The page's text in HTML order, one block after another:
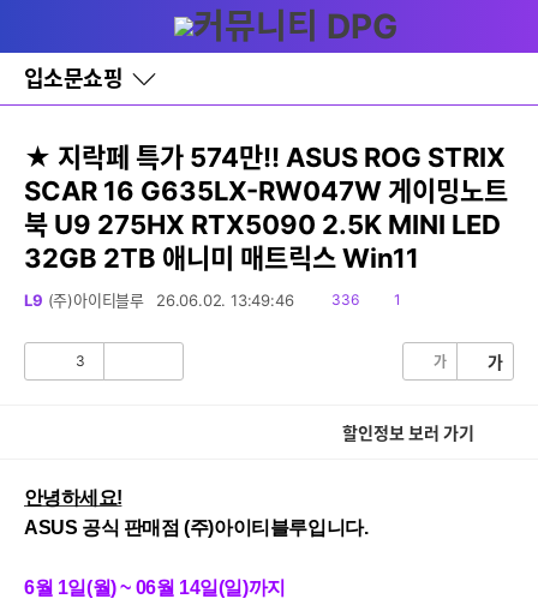
와
홈
입소문쇼핑
바
로
기
레
이
어
창
토
글
★ 지락페 특가 574만!! ASUS ROG STRIX
SCAR 16 G635LX-RW047W 게이밍노트
북 U9 275HX RTX5090 2.5K MINI LED
32GB 2TB 애니미 매트릭스 Win11
L9 (주)아이티블루 26.06.02. 13:49:46
읽
336
댓1
3 가 가
할인정보 보러 가기
안녕하세요!
ASUS 공식 판매점 (주)아이티블루입니다.
6월 1일(월) ~ 06월 14일(일)까지